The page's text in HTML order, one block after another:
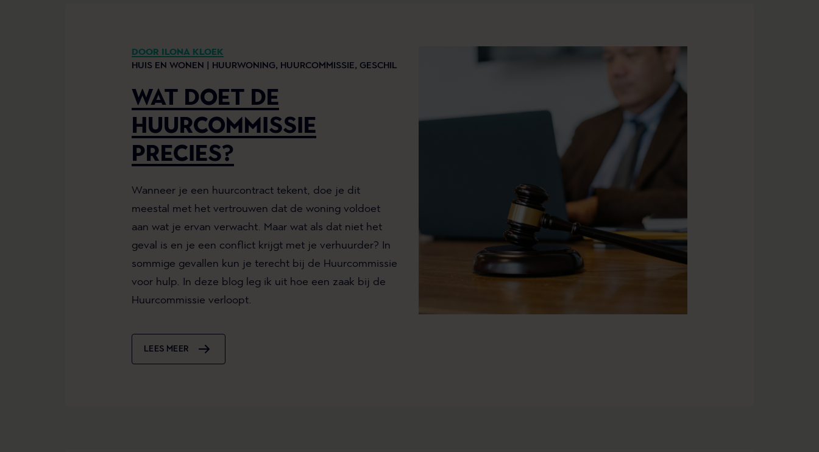
DOOR ILONA KLOEK
HUIS EN WONEN |
HUURWONING, HUURCOMMISSIE, GESCHIL
WAT DOET DE
HUURCOMMISSIE
PRECIES?
Wanneer je een huurcontract tekent, doe je dit
meestal met het vertrouwen dat de woning voldoet
aan wat je ervan verwacht. Maar wat als dat niet het
geval is en je een conflict krijgt met je verhuurder? In
sommige gevallen kun je terecht bij de Huurcommissie
voor hulp. In deze blog leg ik uit hoe een zaak bij de
Huurcommissie verloopt.
LEES MEER